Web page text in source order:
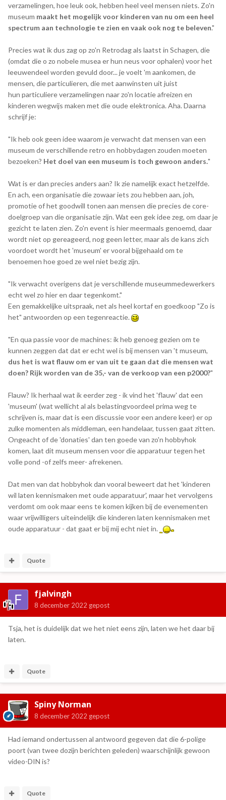
verzamelingen, hoe leuk ook, hebben heel veel mensen niets. Zo'n
museum maakt het mogelijk voor kinderen van nu om een heel
spectrum aan technologie te zien en vaak ook nog te beleven."
Precies wat ik dus zag op zo'n Retrodag als laatst in Schagen, die
(omdat die o zo nobele musea er hun neus voor ophalen) voor het
leeuwendeel worden gevuld door... je voelt 'm aankomen, de
mensen, die particulieren, die met aanwinsten uit juist
hun particuliere verzamelingen naar zo'n locatie afreizen en
kinderen wegwijs maken met die oude elektronica. Aha. Daarna
schrijf je:
"Ik heb ook geen idee waarom je verwacht dat mensen van een
museum de verschillende retro en hobbydagen zouden moeten
bezoeken? Het doel van een museum is toch gewoon anders."
Wat is er dan precies anders aan? Ik zie namelijk exact hetzelfde.
En ach, een organisatie die zowaar iets zou hebben aan, joh,
promotie of het goodwill tonen aan mensen die precies de core-
doelgroep van die organisatie zijn. Wat een gek idee zeg, om daar je
gezicht te laten zien. Zo'n event is hier meermaals genoemd, daar
wordt niet op gereageerd, nog geen letter, maar als de kans zich
voordoet wordt het 'museum' er vooral bijgehaald om te
benoemen hoe goed ze wel niet bezig zijn.
"Ik verwacht overigens dat je verschillende museummedewerkers
echt wel zo hier en daar tegenkomt."
Een gemakkelijke uitspraak, net als heel kortaf en goedkoop "Zo is
het" antwoorden op een tegenreactie.
"En qua passie voor de machines: ik heb genoeg gezien om te
kunnen zeggen dat dat er echt wel is bij mensen van 't museum,
dus het is wat flauw om er van uit te gaan dat die mensen wat
doen? Rijk worden van de 35,- van de verkoop van een p2000?"
Flauw? Ik herhaal wat ik eerder zeg - ik vind het 'flauw' dat een
'museum' (wat wellicht al als belastingvoordeel prima weg te
schrijven is, maar dat is een discussie voor een andere keer) er op
zulke momenten als middleman, een handelaar, tussen gaat zitten.
Ongeacht of de 'donaties' dan ten goede van zo'n hobbyhok
komen, laat dit museum mensen voor die apparatuur tegen het
volle pond -of zelfs meer- afrekenen.
Dat men van dat hobbyhok dan vooral beweert dat het 'kinderen
wil laten kennismaken met oude apparatuur', maar het vervolgens
verdomt om ook maar eens te komen kijken bij de evenementen
waar vrijwilligers uiteindelijk die kinderen laten kennismaken met
oude apparatuur - dat gaat er bij mij echt niet in.
Quote
fjalvingh
8 december 2022 gepost
Tsja, het is duidelijk dat we het niet eens zijn, laten we het daar bij
laten.
Quote
Spiny Norman
8 december 2022 gepost
Had iemand ondertussen al antwoord gegeven dat die 6-polige
poort (van twee dozijn berichten geleden) waarschijnlijk gewoon
video-DIN is?
Quote